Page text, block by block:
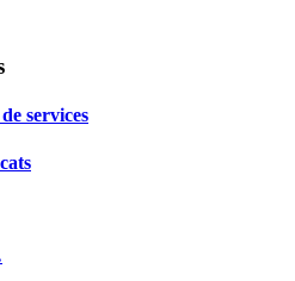
services